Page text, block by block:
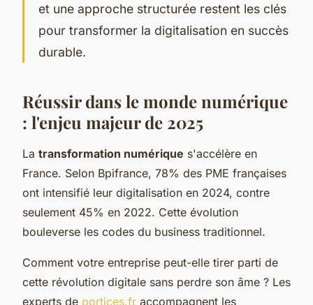
et une approche structurée restent les clés
pour transformer la digitalisation en succès
durable.
Réussir dans le monde numérique
: l'enjeu majeur de 2025
La transformation numérique s'accélère en
France. Selon Bpifrance, 78% des PME françaises
ont intensifié leur digitalisation en 2024, contre
seulement 45% en 2022. Cette évolution
bouleverse les codes du business traditionnel.
Comment votre entreprise peut-elle tirer parti de
cette révolution digitale sans perdre son âme ? Les
experts de portices.fr accompagnent les